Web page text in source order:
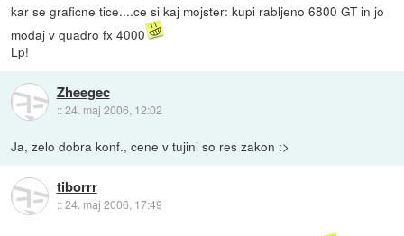
kar se graficne tice....ce si kaj mojster: kupi rabljeno 6800 GT in jo
modaj v quadro fx 4000
Lp!
Zheegec
::24. maj 2006, 12:02
Ja, zelo dobra konf., cene v tujini so res zakon :>
tiborrr
::24. maj 2006, 17:49